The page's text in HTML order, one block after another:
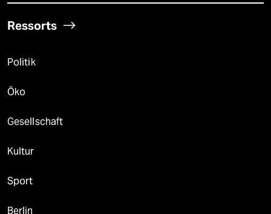
Ressorts
Politik
Öko
Gesellschaft
Kultur
Sport
Berlin